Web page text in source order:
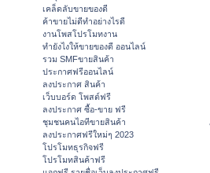
เคล็ดลับขายของดี
ค้าขายไม่ดีทำอย่างไรดี
งานโพสโปรโมทงาน
ทํายังไงให้ขายของดี ออนไลน์
รวม SMFขายสินค้า
ประกาศฟรีออนไลน์
ลงประกาศ สินค้า
เว็บบอร์ด โพสต์ฟรี
ลงประกาศ ซื้อ-ขาย ฟรี
ชุมชนคนไอทีขายสินค้า
ลงประกาศฟรีใหม่ๆ 2023
โปรโมทธุรกิจฟรี
โปรโมทสินค้าฟรี